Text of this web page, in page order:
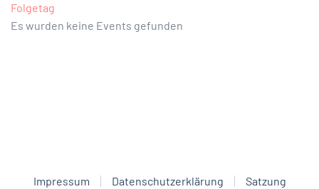
Folgetag
Es wurden keine Events gefunden
Impressum Datenschutzerklärung
Satzung